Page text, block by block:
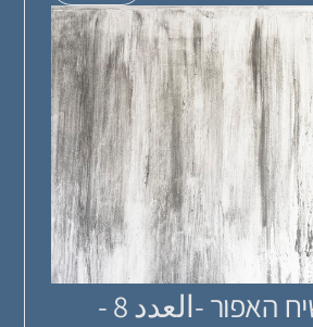
גיליון 8 - השיח האפור -العدد 8 -